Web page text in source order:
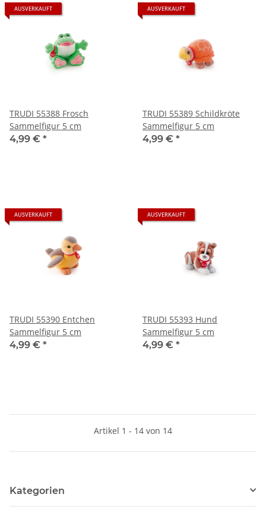
AUSVERKAUFT
TRUDI 55388 Frosch
Sammelfigur 5 cm
4,99 € *
AUSVERKAUFT
TRUDI 55389 Schildkröte
Sammelfigur 5 cm
4,99 € *
AUSVERKAUFT
TRUDI 55390 Entchen
Sammelfigur 5 cm
4,99 € *
AUSVERKAUFT
TRUDI 55393 Hund
Sammelfigur 5 cm
4,99 € *
Artikel 1 - 14 von 14
Kategorien